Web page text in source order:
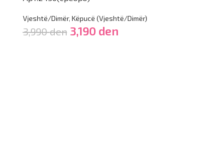
Vjeshtë/Dimër, Këpucë (Vjeshtë/Dimër)
3,990den 3,190 den